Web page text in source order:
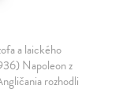
a laického
Napoleon z
rozhodli